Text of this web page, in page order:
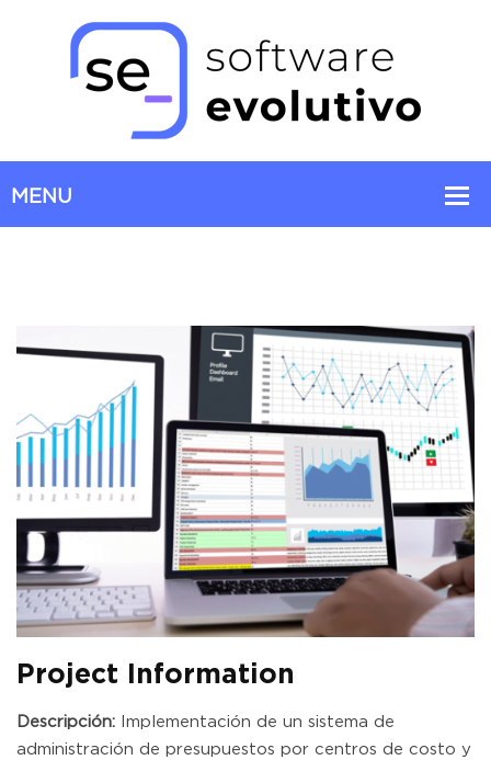
Project Information
Descripción:
Implementación de un sistema de
administración de presupuestos por centros de costo y